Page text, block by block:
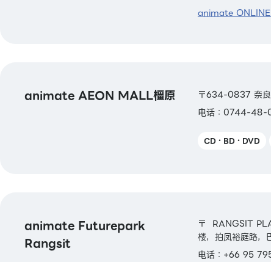
animate
animate AEON MALL橿原
〒634-0837 奈
电话：0744-48-
CD・BD・DVD
animate Futurepark
Rangsit
〒 RANGSIT
楼，拍凤裕庭路，
电话：+66 95